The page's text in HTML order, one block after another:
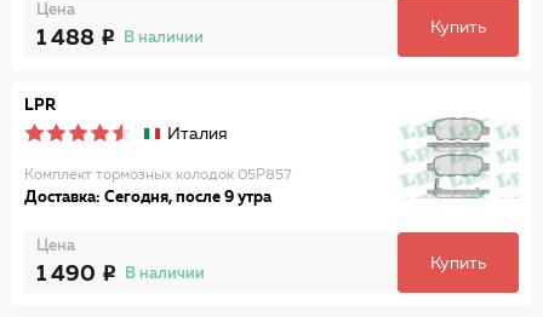
Цена
1 488 В наличии
Купить
LPR
Италия
Комплект тормозных колодок 05P857
Доставка: Сегодня, после 9 утра
Цена
1 490 В наличии
Купить